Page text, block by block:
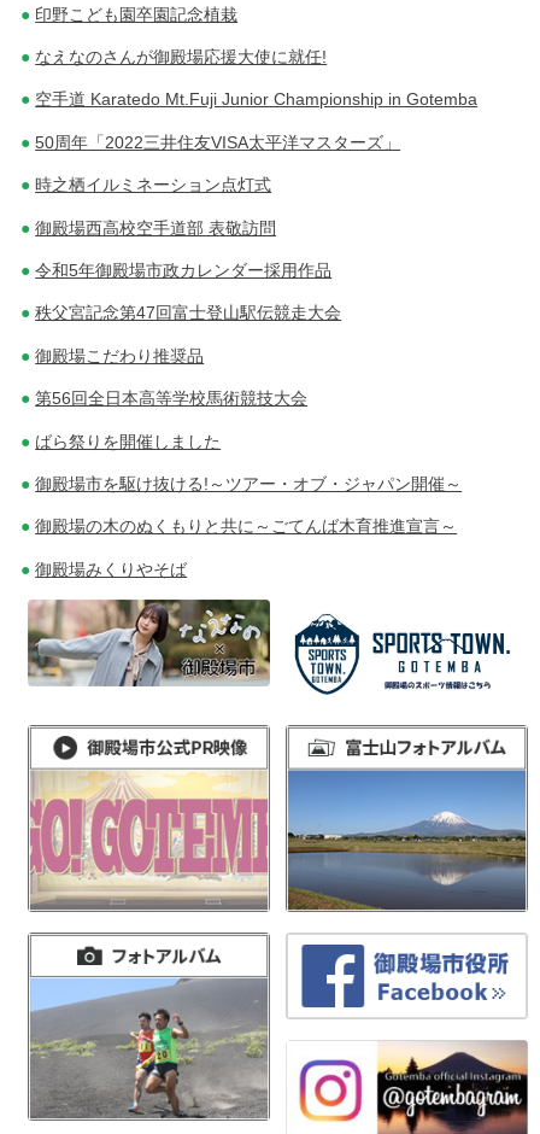
印野こども園卒園記念植栽
なえなのさんが御殿場応援大使に就任!
空手道 Karatedo Mt.Fuji Junior Championship in Gotemba
50周年「2022三井住友VISA太平洋マスターズ」
時之栖イルミネーション点灯式
御殿場西高校空手道部 表敬訪問
令和5年御殿場市政カレンダー採用作品
秩父宮記念第47回富士登山駅伝競走大会
御殿場こだわり推奨品
第56回全日本高等学校馬術競技大会
ばら祭りを開催しました
御殿場市を駆け抜ける!～ツアー・オブ・ジャパン開催～
御殿場の木のぬくもりと共に～ごてんば木育推進宣言～
御殿場みくりやそば